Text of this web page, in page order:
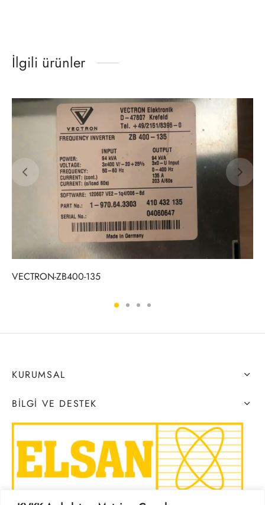
İlgili ürünler
VECTRON-ZB400-135
KURUMSAL
BILGI VE DESTEK